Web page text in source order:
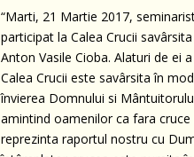
“Marti, 21 Martie 2017,
participat la Calea Crucii
Anton Vasile Cioba. Alaturi de ei
Calea Crucii este savârsita în
învierea Domnului si
amintind oamenilor ca fara
reprezinta raportul nostru cu